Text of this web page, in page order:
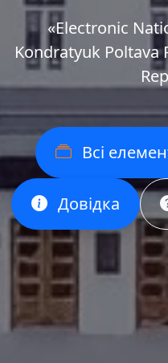
«Еlectronic
Kondratyuk
Всі
Довідка